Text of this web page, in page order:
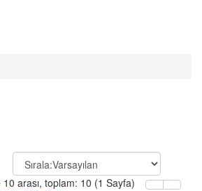
arası, toplam: 10 (1 Sayfa)